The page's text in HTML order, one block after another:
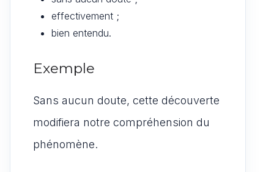
effectivement ;
bien entendu.
Exemple
Sans aucun doute, cette découverte
modifiera notre compréhension du
phénomène.